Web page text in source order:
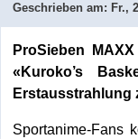
Geschrieben am: Fr.,
ProSieben
«Kuroko’s
Erstausstrahlung
Sportanime-Fans